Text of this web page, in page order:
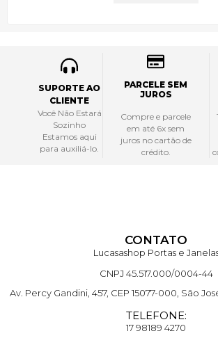
SUPORTE AO
CLIENTE
Você Não Estará
Sozinho
Estamos aqui
para auxiliá-lo.
PARCELE SEM
JUROS
Compre e parcele
em até 6x sem
juros no cartão de
crédito.
CONTATO
Lucasashop Portas e
CNPJ 45.517.000/0004-44
Av. Percy Gandini, 457, CEP 15077-000, São
TELEFONE:
17 98189 4270